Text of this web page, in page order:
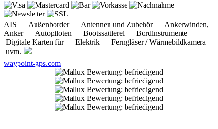
AIS Außenborder Antennen und Zubehör Ankerwinden,
Anker Autopiloten Bootssattlerei Bordinstrumente
Digitale Karten für Elektrik Ferngläser / Wärmebildkamera
uvm.
waypoint-gps.com